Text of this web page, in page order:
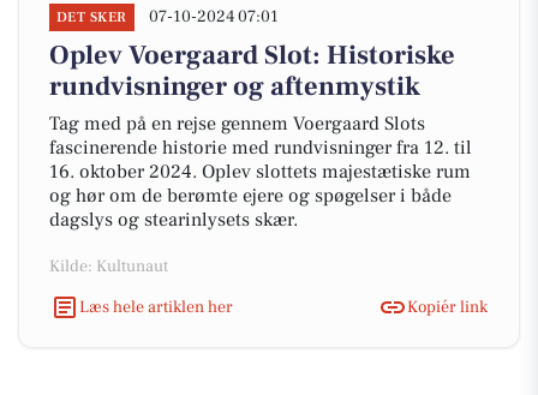
DET SKER 07-10-2024 07:01
Oplev Voergaard Slot: Historiske
rundvisninger og aftenmystik
Tag med på en rejse gennem Voergaard Slots
fascinerende historie med rundvisninger fra 12. til
16. oktober 2024. Oplev slottets majestætiske rum
og hør om de berømte ejere og spøgelser i både
dagslys og stearinlysets skær.
Kilde: Kultunaut
Læs hele artiklen her
Kopiér link